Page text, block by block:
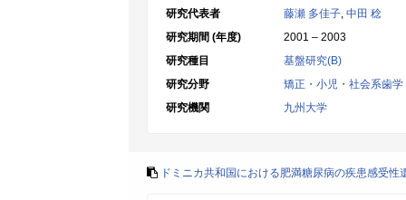
研究代表者 藤瀬 多佳子, 中田 稔
研究期間 (年度)
2001 – 2003
研究種目
基盤研究(B)
研究分野
矯正・小児・社会系歯学
研究機関
九州大学
ドミニカ共和国における肥満糖尿病の疾患感受性